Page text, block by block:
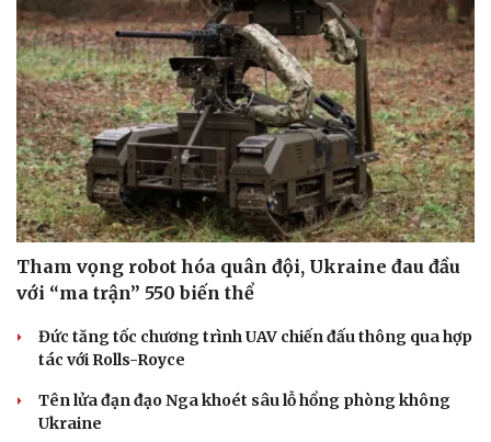
Tham vọng robot hóa quân đội, Ukraine đau đầu
với “ma trận” 550 biến thể
Đức tăng tốc chương trình UAV chiến đấu thông qua hợp
tác với Rolls-Royce
Tên lửa đạn đạo Nga khoét sâu lỗ hổng phòng không
Ukraine